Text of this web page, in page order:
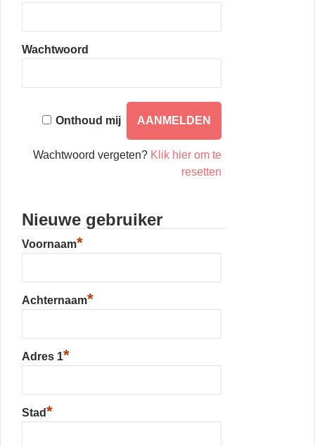
Wachtwoord
Onthoud mij
Wachtwoord vergeten? Klik hier om te
resetten
Nieuwe gebruiker
Voornaam*
Achternaam*
Adres 1*
Stad*